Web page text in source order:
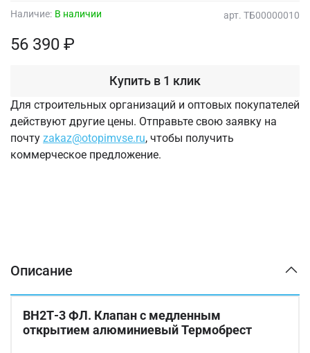
арт. ТБ00000010
Наличие: В наличии
56 390 ₽
Купить в 1 клик
Для строительных организаций и оптовых покупателей
действуют другие цены. Отправьте свою заявку на
почту zakaz@otopimvse.ru, чтобы получить
коммерческое предложение.
Описание
ВН2Т-3 ФЛ. Клапан с медленным
открытием алюминиевый Термобрест